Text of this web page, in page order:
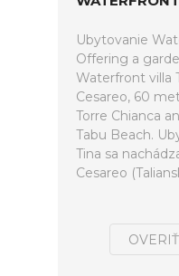
Ubytovanie
Offering a
Waterfront villa
Cesareo, 60
Torre Chianca
Tabu Beach.
Tina sa
Cesareo